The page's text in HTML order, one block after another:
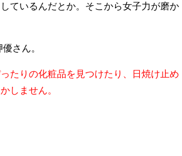
ているんだとか。そこから女子力が磨か
さん。
たりの化粧品を見つけたり、日焼け止め
しません。